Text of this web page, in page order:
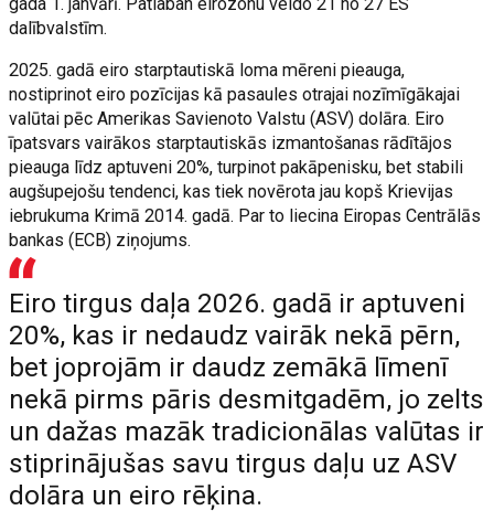
dalībvalstīm.
2025. gadā eiro starptautiskā loma mēreni pieauga,
nostiprinot eiro pozīcijas kā pasaules otrajai nozīmīgākajai
valūtai pēc Amerikas Savienoto Valstu (ASV) dolāra. Eiro
īpatsvars vairākos starptautiskās izmantošanas rādītājos
pieauga līdz aptuveni 20%, turpinot pakāpenisku, bet stabili
augšupejošu tendenci, kas tiek novērota jau kopš Krievijas
iebrukuma Krimā 2014. gadā. Par to liecina Eiropas Centrālās
bankas (ECB) ziņojums.
Eiro tirgus daļa 2026. gadā ir aptuveni
20%, kas ir nedaudz vairāk nekā pērn,
bet joprojām ir daudz zemākā līmenī
nekā pirms pāris desmitgadēm, jo zelts
un dažas mazāk tradicionālas valūtas ir
stiprinājušas savu tirgus daļu uz ASV
dolāra un eiro rēķina.